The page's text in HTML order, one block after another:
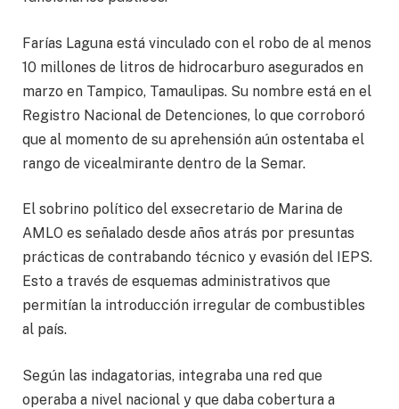
Farías Laguna está vinculado con el robo de al menos
10 millones de litros de hidrocarburo asegurados en
marzo en Tampico, Tamaulipas. Su nombre está en el
Registro Nacional de Detenciones, lo que corroboró
que al momento de su aprehensión aún ostentaba el
rango de vicealmirante dentro de la Semar.
El sobrino político del exsecretario de Marina de
AMLO es señalado desde años atrás por presuntas
prácticas de contrabando técnico y evasión del IEPS.
Esto a través de esquemas administrativos que
permitían la introducción irregular de combustibles
al país.
Según las indagatorias, integraba una red que
operaba a nivel nacional y que daba cobertura a